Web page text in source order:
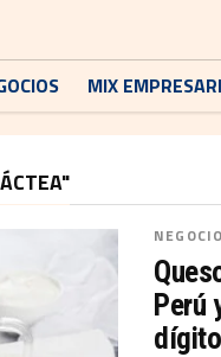
MIX
Perú